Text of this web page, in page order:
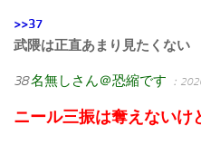
>>37
武隈は正直あまり見たくない
38名無しさん＠恐縮です ：
ニール三振は奪えないけ